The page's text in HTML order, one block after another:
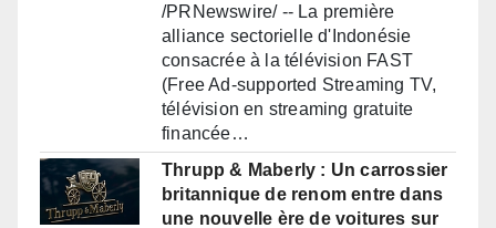
/PRNewswire/ -- La première
alliance sectorielle d'Indonésie
consacrée à la télévision FAST
(Free Ad-supported Streaming TV,
télévision en streaming gratuite
financée…
Thrupp & Maberly : Un carrossier
britannique de renom entre dans
une nouvelle ère de voitures sur